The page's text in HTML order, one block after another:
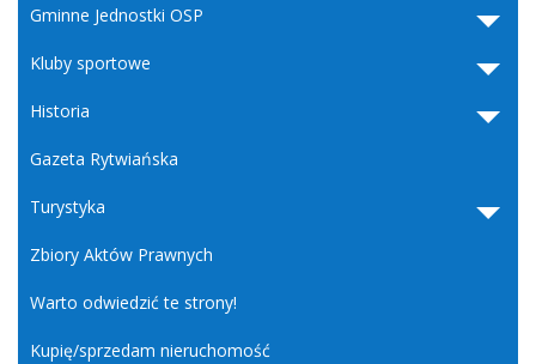
Gminne Jednostki OSP
Kluby sportowe
Historia
Gazeta Rytwiańska
Turystyka
Zbiory Aktów Prawnych
Warto odwiedzić te strony!
Kupię/sprzedam nieruchomość